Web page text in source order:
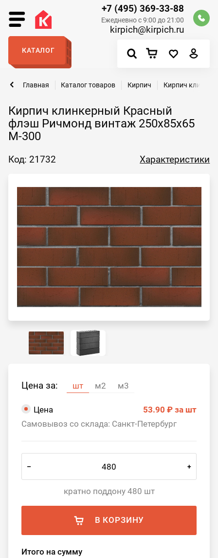
+7 (495) 369-33-88
Ежедневно с 9:00 до 21:00
kirpich@kirpich.ru
КАТАЛОГ
Кирпич клинкерный Красный
флэш Ричмонд винтаж 250х85х65
М-300
Главная Каталог товаров Кирпич Кирпич
Код: 21732 Характеристики
Цена за: шт м2 м3
Цена 53.90 ₽ за шт
Самовывоз со склада: Санкт-Петербург
– +
кратно поддону 480 шт
В КОРЗИНУ
Итого на сумму